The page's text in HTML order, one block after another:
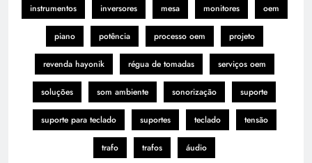
instrumentos inversores mesa monitores oem
piano potência processo oem projeto
revenda hayonik régua de tomadas serviços oem
soluções som ambiente sonorização suporte
suporte para teclado suportes teclado tensão
trafo trafos áudio